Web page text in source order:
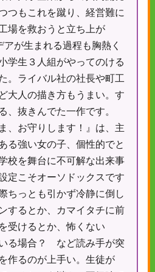
つもこれを蹴り、経営難に
場を救おうと立ち上が
が生まれる過程も胸熱く
学生３人組がやってのける
。ライバル社の社長や町工
大人の描き方もうまい。す
、抜きんでた一作です。
、お守りします！』は、主
る強い女の子、個性的でと
校を舞台に不可解な出来事
定こそオーソドックスです
ちっとも引かず冷静に倒し
するとか、カマイタチに前
受けるとか、怖くない
る場合？ など読み手が突
作るのが上手い。生徒が